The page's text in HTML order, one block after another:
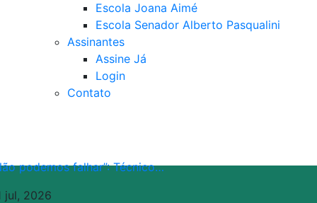
Escola Joana Aimé
Escola Senador Alberto Pasqualini
Assinantes
Assine Já
Login
Contato
podemos falhar”: Técnico…
jul, 2026